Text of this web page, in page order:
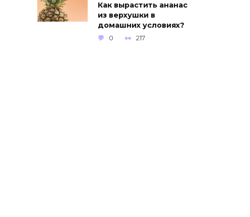
Как вырастить ананас
из верхушки в
домашних условиях?
0 217